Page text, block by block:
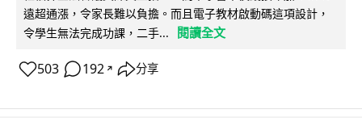
遠超通漲，令家長難以負擔。而且電子教材啟動碼這項設計，
令學生無法完成功課，二手...
閱讀全文
503 192 ↗ 分享